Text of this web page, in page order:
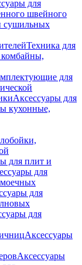
для
швейного
сушильных
Техника для
для
Аксессуары для
кухонные,
для плит и
для
для
для
Аксессуары
Аксессуары